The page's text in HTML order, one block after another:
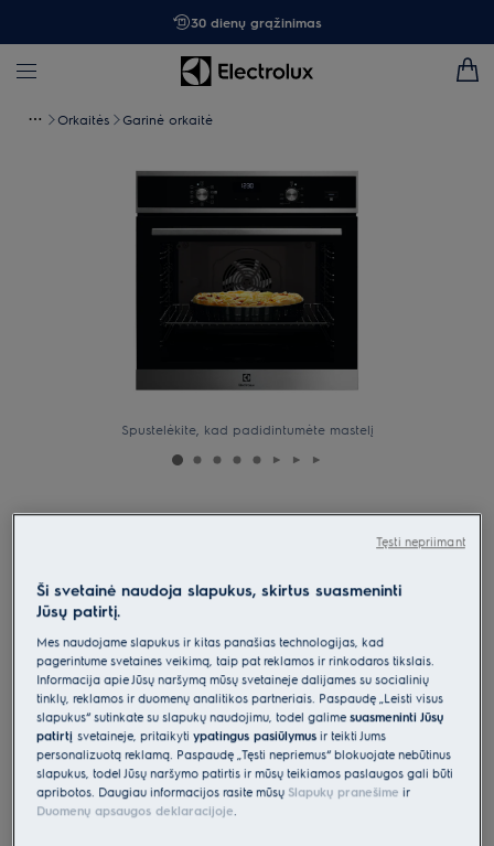
30 dienų grąžinimas
Orkaitės Garinė orkaitė
Spustelėkite, kad padidintumėte mastelį
EOD5F71X
Orkaitė 600 serija „SteamBake“ su
maisto termometru
0 (0)
Gaminio informacijos lapas
Pagrindiniai privalumai
Orkaitė „600 SteamBake“ padeda pasiekti geresnių kepimo rezultatų.
Funkcija „SteamBake“ įleidžia garo, kad būtų galima paruošti
prabangius kepinius.
Mūsų maisto termometras išmatuoja temperatūrą patiekalo viduje,
kad rezultatai būtų patikimi.
Ši svetainė naudoja slapukus, skirtus suasmeninti
Jūsų patirtį.
Mes naudojame slapukus ir kitas panašias technologijas, kad
pagerintume svetainės veikimą, taip pat reklamos ir rinkodaros tikslais.
Informacija apie Jūsų naršymą mūsų svetainėje dalijamės su socialinių
tinklų, reklamos ir duomenų analitikos partneriais. Paspaudę „Leisti visus
slapukus“ sutinkate su slapukų naudojimu, todėl galimesuasmeninti Jūsų
patirtįsvetainėje, pritaikytiypatingus pasiūlymus ir teikti Jums
personalizuotą reklamą. Paspaudę „Tęsti nepriėmus“ blokuojate nebūtinus
slapukus, todėl Jūsų naršymo patirtis ir mūsų teikiamos paslaugos gali būti
apribotos. Daugiau informacijos rasite mūsų Slapukų pranešime ir
Duomenų apsaugos deklaracijoje.
Tęsti nepriimant